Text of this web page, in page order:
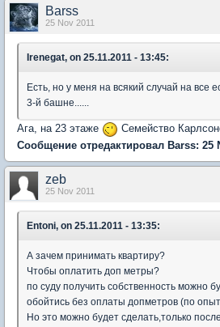
Barss
25 Nov 2011
Irenegat, on 25.11.2011 - 13:45:
Есть, но у меня на всякий случай на все
3-й башне......
Ага, на 23 этаже
Семейство
Сообщение отредактировал Barss: 25
zeb
25 Nov 2011
Entoni, on 25.11.2011 - 13:35:
А зачем принимать квартиру?
Чтобы оплатить доп метры?
по суду получить собственность можно
обойтись без оплаты допметров (по
Но это можно будет сделать,только